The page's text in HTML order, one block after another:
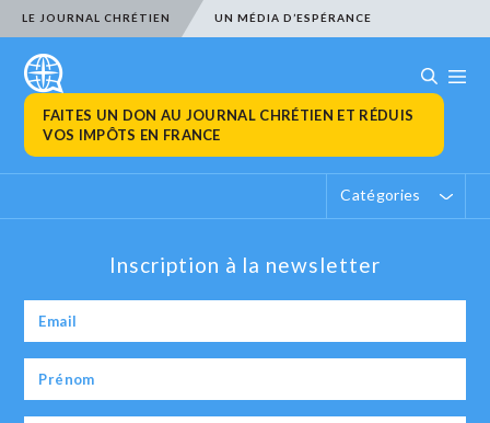
LE JOURNAL CHRÉTIEN UN MÉDIA D’ESPÉRANCE
FAITES UN DON AU JOURNAL CHRÉTIEN ET RÉDUIS
VOS IMPÔTS EN FRANCE
Catégories
Inscription à la newsletter